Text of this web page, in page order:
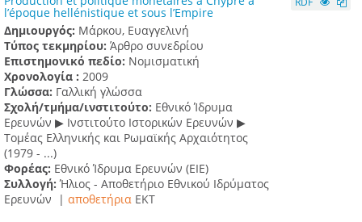
l’époque hellénistique et sous l’Empire
Δημιουργός: Μάρκου, Ευαγγελινή
Τύπος τεκμηρίου: Άρθρο συνεδρίου
Επιστημονικό πεδίο: Νομισματική
Χρονολογία : 2009
Γλώσσα: Γαλλική γλώσσα
Σχολή/τμήμα/ινστιτούτο: Εθνικό Ίδρυμα
Ερευνών ▶ Ινστιτούτο Ιστορικών Ερευνών ▶
Τομέας Ελληνικής και Ρωμαϊκής Αρχαιότητος
(1979 - ...)
Φορέας: Εθνικό Ίδρυμα Ερευνών (ΕΙΕ)
Συλλογή:Ήλιος - Αποθετήριο Εθνικού Ιδρύματος
Ερευνών | αποθετήρια EKT